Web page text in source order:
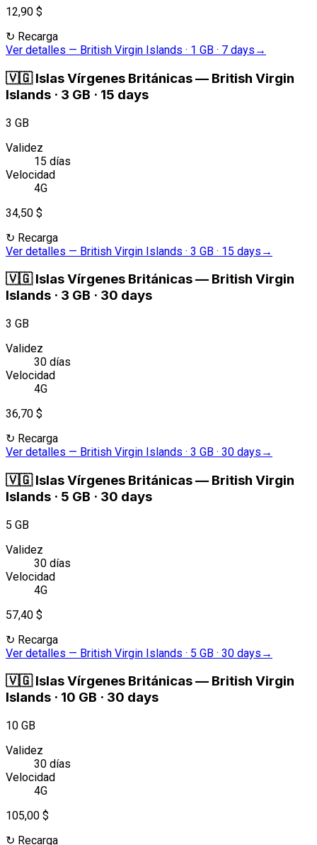
12,90 $
↻ Recarga
Ver detalles — British Virgin Islands · 1 GB · 7 days →
🇻🇬 Islas Vírgenes Británicas— British Virgin
Islands · 3 GB · 15 days
3 GB
Validez
15 días
Velocidad
4G
34,50 $
↻ Recarga
Ver detalles — British Virgin Islands · 3 GB · 15 days →
🇻🇬 Islas Vírgenes Británicas— British Virgin
Islands · 3 GB · 30 days
3 GB
Validez
30 días
Velocidad
4G
36,70 $
↻ Recarga
Ver detalles — British Virgin Islands · 3 GB · 30 days →
🇻🇬 Islas Vírgenes Británicas— British Virgin
Islands · 5 GB · 30 days
5 GB
Validez
30 días
Velocidad
4G
57,40 $
↻ Recarga
Ver detalles — British Virgin Islands · 5 GB · 30 days →
🇻🇬 Islas Vírgenes Británicas— British Virgin
Islands · 10 GB · 30 days
10 GB
Validez
30 días
Velocidad
4G
105,00 $
↻ Recarga